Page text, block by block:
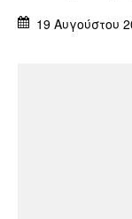
19 Αυγούστου